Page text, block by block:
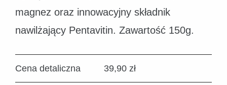
magnez oraz innowacyjny składnik
nawilżający Pentavitin. Zawartość 150g.
Cena detaliczna 39,90 zł